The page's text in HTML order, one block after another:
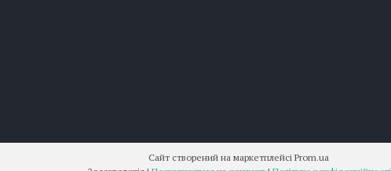
Сайт створений на маркетплейсі Prom.ua